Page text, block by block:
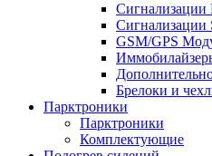
Сигнализации
Сигнализации
GSM/GPS
Брелоки и
Парктроники
Парктроники
Комплектующие